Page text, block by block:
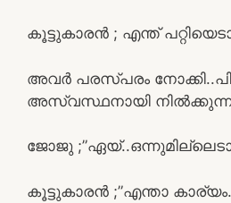
കൂട്ടുകാരൻ ; എന്ത്
അവർ പരസ്പരം
അസ്വസ്ഥനായി
ജോജു ;”ഏയ്..ഒന്നുമില്ലെടാ
കൂട്ടുകാരൻ ;”എന്താ